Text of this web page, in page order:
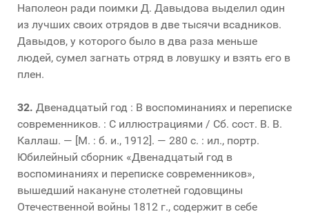
Наполеон ради поимки Д. Давыдова выделил один
из лучших своих отрядов в две тысячи всадников.
Давыдов, у которого было в два раза меньше
людей, сумел загнать отряд в ловушку и взять его в
плен.
32. Двенадцатый год : В воспоминаниях и переписке
современников. : С иллюстрациями / Сб. сост. В. В.
Каллаш. — [М. : б. и., 1912]. — 280 с. : ил., портр.
Юбилейный сборник «Двенадцатый год в
воспоминаниях и переписке современников»,
вышедший накануне столетней годовщины
Отечественной войны 1812 г., содержит в себе